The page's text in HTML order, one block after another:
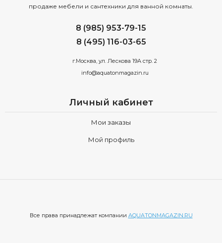
продаже мебели и сантехники для ванной комнаты.
8 (985) 953-79-15
8 (495) 116-03-65
г.Москва, ул. Лескова 19А стр. 2
info@aquatonmagazin.ru
Личный кабинет
Мои заказы
Мой профиль
Все права принадлежат компании AQUATONMAGAZIN.RU